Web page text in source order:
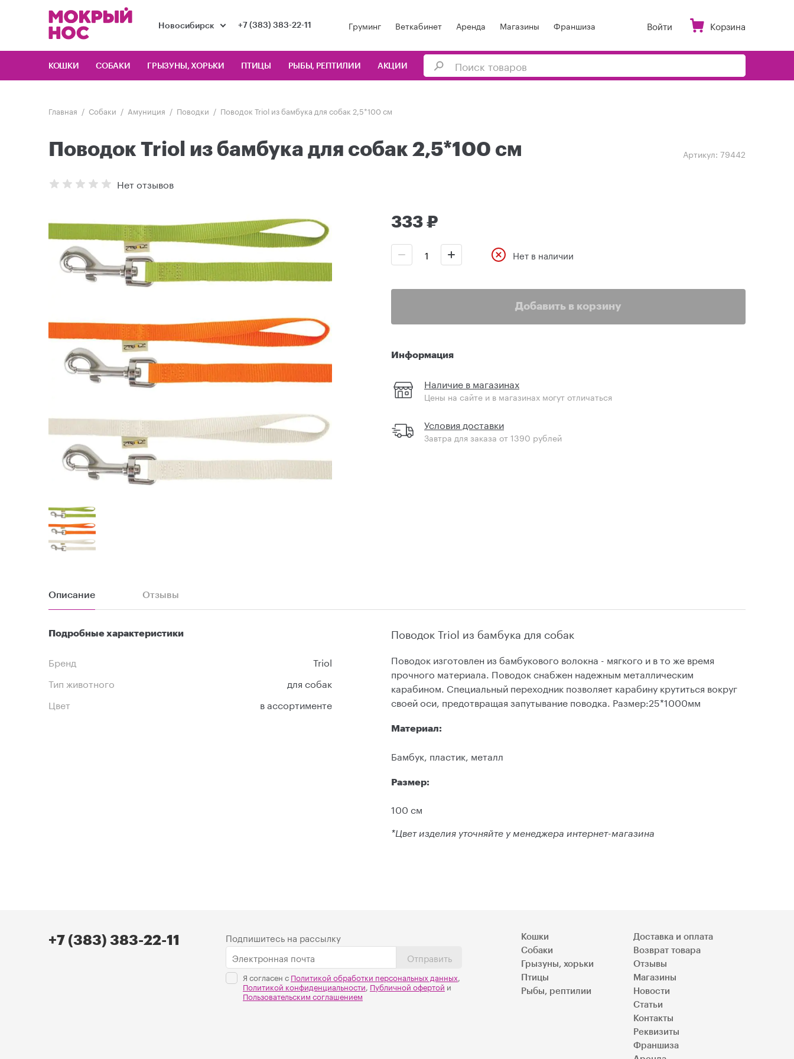
Новосибирск +7 (383) 383-22-11 Груминг Веткабинет Аренда Магазины Франшиза Войти Корзина
КОШКИ СОБАКИ ГРЫЗУНЫ, ХОРЬКИ ПТИЦЫ РЫБЫ, РЕПТИЛИИ АКЦИИ
Главная Собаки Амуниция Поводки Поводок Triol из бамбука для собак 2,5*100 см
Поводок Triol из бамбука для собак 2,5*100 см Артикул: 79442
Нет отзывов
333 ₽
Нет в наличии
Добавить в корзину
Информация
Наличие в магазинах
Цены на сайте и в магазинах могут отличаться
Условия доставки
Завтра для заказа от 1390 рублей
Описание Отзывы
Подробные характеристики
Бренд
Triol
Тип животного
для собак
Цвет
в ассортименте
Поводок Triol из бамбука для собак
Поводок изготовлен из бамбукового волокна - мягкого и в то же время
прочного материала. Поводок снабжен надежным металлическим
карабином. Специальный переходник позволяет карабину крутиться вокруг
своей оси, предотвращая запутывание поводка. Размер:25*1000мм
Материал:
Бамбук, пластик, металл
Размер:
100 см
*Цвет изделия уточняйте у менеджера интернет-магазина
+7 (383) 383-22-11
Подпишитесь на рассылку
Отправить
Я согласен с Политикой обработки персональных данных,
Политикой конфиденциальности, Публичной офертой и
Пользовательским соглашением
Кошки
Собаки
Грызуны, хорьки
Птицы
Рыбы, рептилии
Доставка и оплата
Возврат товара
Отзывы
Магазины
Новости
Статьи
Контакты
Реквизиты
Франшиза